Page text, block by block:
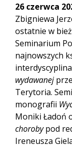
26 czerwca
Zbigniewa
ostatnie w
Seminarium
najnowszych
wydawanej
Terytoria.
monografii
Moniki Ładoń
chorobypod
Ireneusza